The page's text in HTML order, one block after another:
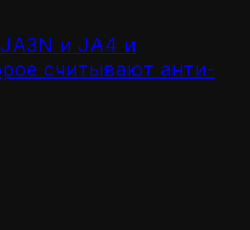
и JA4 и
считывают анти-